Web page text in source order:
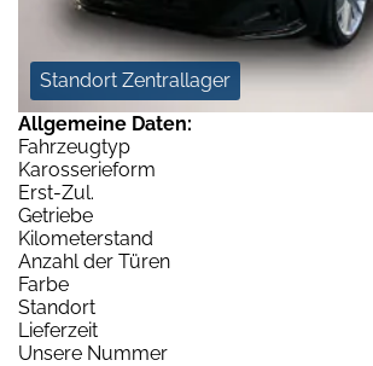
Standort Zentrallager
Allgemeine Daten:
Fahrzeugtyp
Karosserieform
Erst-Zul.
Getriebe
Kilometerstand
Anzahl der Türen
Farbe
Standort
Lieferzeit
Unsere Nummer